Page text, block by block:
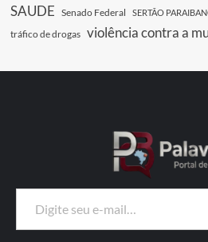
SAUDE Senado Federal SERTÃO
tráfico de drogas violência contra a
Digite seu e-mail…